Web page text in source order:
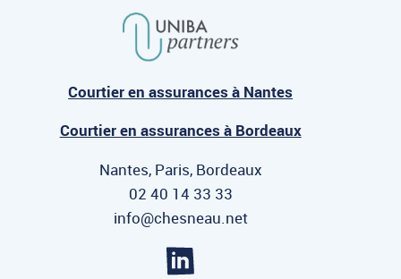
Courtier en assurances à Nantes
Courtier en assurances à Bordeaux
Nantes, Paris, Bordeaux
02 40 14 33 33
info@chesneau.net